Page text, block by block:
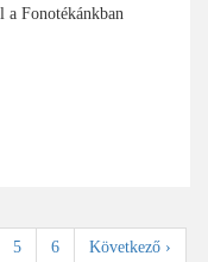
l a Fonotékánkban
Oldal
5 Oldal
6
Következő
Következő ›